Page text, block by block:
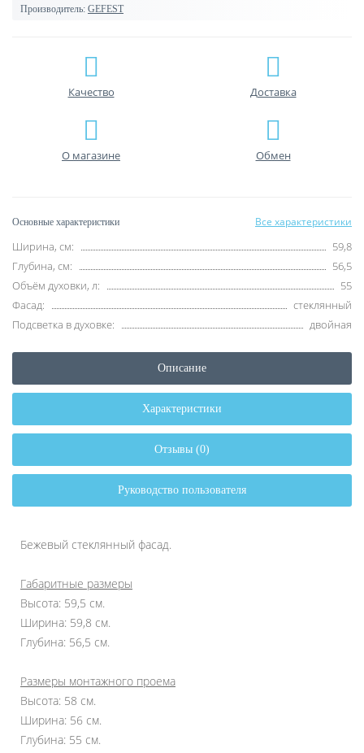
Производитель: GEFEST
Качество Доставка
О магазине Обмен
Основные характеристики Все характеристики
Ширина, см:
59,8
Глубина, см:
56,5
Объём духовки, л:
55
Фасад:
стеклянный
Подсветка в духовке:
двойная
Описание
Характеристики
Отзывы (0)
Руководство пользователя
Бежевый стеклянный фасад.
Габаритные размеры
Высота: 59,5 см.
Ширина: 59,8 см.
Глубина: 56,5 см.
Размеры монтажного проема
Высота: 58 см.
Ширина: 56 см.
Глубина: 55 см.